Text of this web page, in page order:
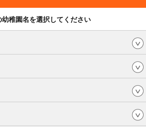
稚園名を選択してください